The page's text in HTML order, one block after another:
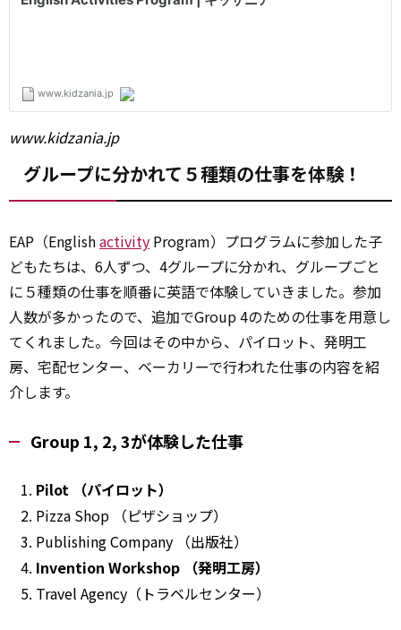
www.kidzania.jp
グループに分かれて５種類の仕事を体験！
EAP（Englishactivity Program）プログラムに参加した子
どもたちは、6人ずつ、4グループに分かれ、グループごと
に５種類の仕事を順番に英語で体験していきました。参加
人数が多かったので、追加でGroup 4のための仕事を用意し
てくれました。今回はその中から、パイロット、発明工
房、宅配センター、ベーカリーで行われた仕事の内容を紹
介します。
Group 1, 2, 3が体験した仕事
Pilot （パイロット）
Pizza Shop （ピザショップ）
PublishingCompany （出版社）
Invention Workshop （発明工房）
Travel Agency（トラベルセンター）